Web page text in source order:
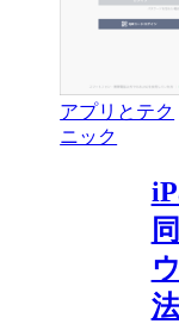
アプリとテク
ニック
法